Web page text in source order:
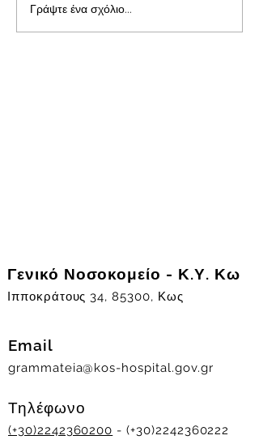
Γράψτε ένα σχόλιο...
Γενικό Νοσοκομείο - Κ.Υ. Κω
Ιπποκράτους 34, 85300, Κως
Email
grammateia@kos-hospital.gov.gr
Τηλέφωνο
(+30)2242360200 - (+30)2242360222